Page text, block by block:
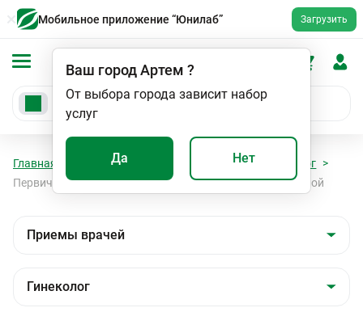
Мобильное приложение “Юнилаб” Загрузить
Ваш городАртем ?
От выбора города зависит набор
услуг
Да Нет
Главная Мед. услуги Приемы врачей
Гинеколог
Первичный прием врача акушера-гинеколога беременной